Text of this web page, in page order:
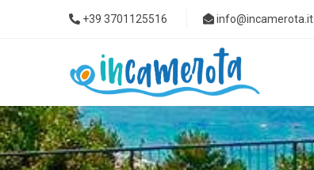
+39 3701125516 info@incamerota.it